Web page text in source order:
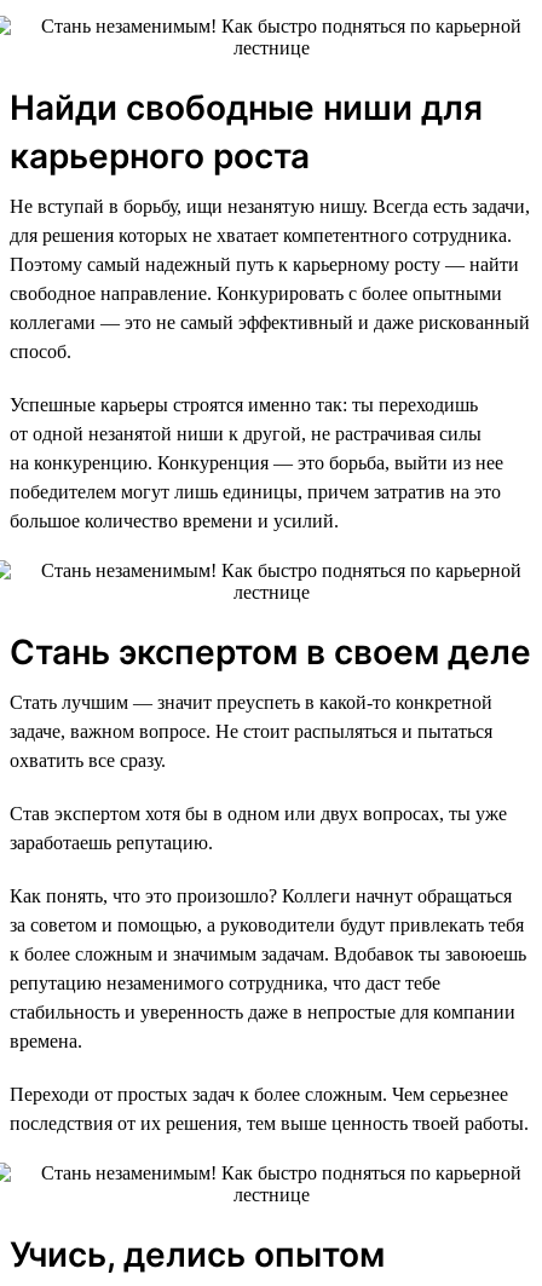
Найди свободные ниши для
карьерного роста
Не вступай в борьбу, ищи незанятую нишу. Всегда есть задачи,
для решения которых не хватает компетентного сотрудника.
Поэтому самый надежный путь к карьерному росту — найти
свободное направление. Конкурировать с более опытными
коллегами — это не самый эффективный и даже рискованный
способ.
Успешные карьеры строятся именно так: ты переходишь
от одной незанятой ниши к другой, не растрачивая силы
на конкуренцию. Конкуренция — это борьба, выйти из нее
победителем могут лишь единицы, причем затратив на это
большое количество времени и усилий.
Стань экспертом в своем деле
Стать лучшим — значит преуспеть в какой-то конкретной
задаче, важном вопросе. Не стоит распыляться и пытаться
охватить все сразу.
Став экспертом хотя бы в одном или двух вопросах, ты уже
заработаешь репутацию.
Как понять, что это произошло? Коллеги начнут обращаться
за советом и помощью, а руководители будут привлекать тебя
к более сложным и значимым задачам. Вдобавок ты завоюешь
репутацию незаменимого сотрудника, что даст тебе
стабильность и уверенность даже в непростые для компании
времена.
Переходи от простых задач к более сложным. Чем серьезнее
последствия от их решения, тем выше ценность твоей работы.
Учись, делись опытом